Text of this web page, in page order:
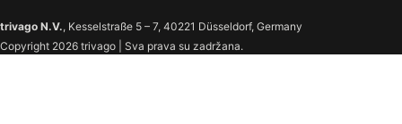
trivago N.V., Kesselstraße 5 – 7, 40221 Düsseldorf, Germany
Copyright 2026 trivago | Sva prava su zadržana.